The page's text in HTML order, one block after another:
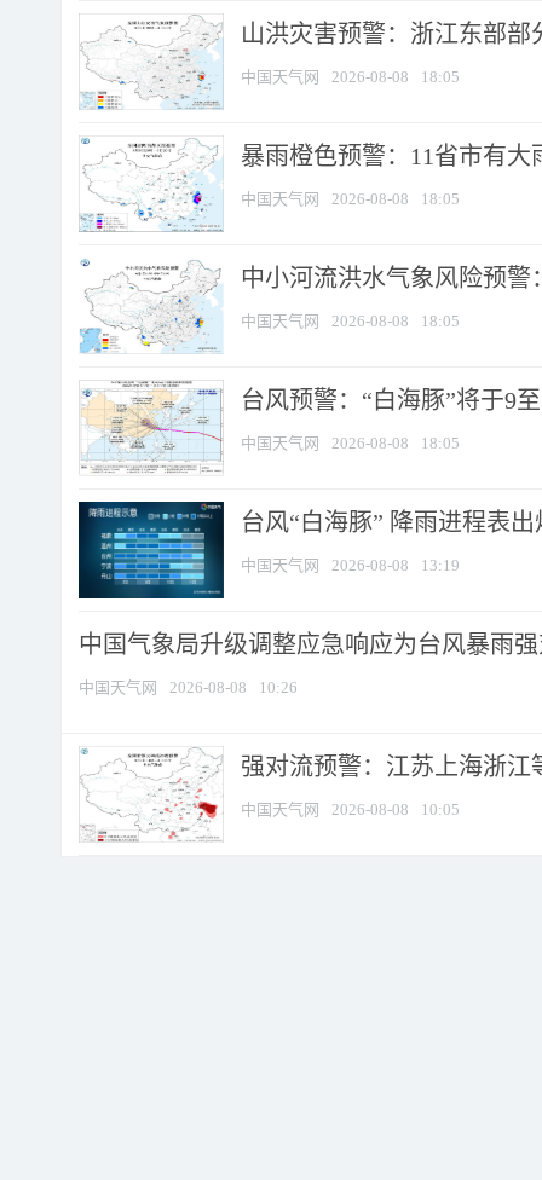
山洪灾害预警：浙江东部
中国天气网 2026-08-08 18:05
暴雨橙色预警：11省市有
中国天气网 2026-08-08 18:05
中小河流洪水气象风险预
中国天气网 2026-08-08 18:05
台风预警：“白海豚”将于9
中国天气网 2026-08-08 18:05
台风“白海豚” 降雨进程表
中国天气网 2026-08-08 13:19
中国气象局升级调整应急响应为台风暴雨
中国天气网 2026-08-08 10:26
强对流预警：江苏上海浙江
中国天气网 2026-08-08 10:05